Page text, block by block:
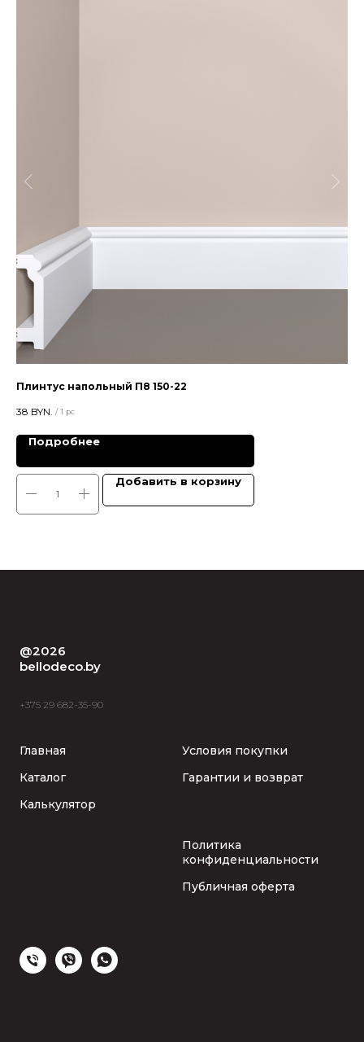
Плинтус напольный П8 150-22
38 BYN. / 1 pc
Подробнее
Добавить в корзину
@2026
bellodeco.by
+375 29 682-35-90
Главная
Каталог
Калькулятор
Условия покупки
Гарантии и возврат
Политика
конфиденциальности
Публичная оферта